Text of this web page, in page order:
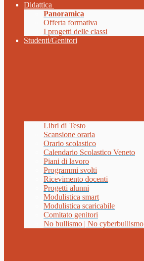
Didattica
Panoramica
Offerta formativa
I progetti delle classi
Studenti/Genitori
Libri di Testo
Scansione oraria
Orario scolastico
Calendario Scolastico Veneto
Piani di lavoro
Programmi svolti
Ricevimento docenti
Progetti alunni
Modulistica smart
Modulistica scaricabile
Comitato genitori
No bullismo | No cyberbullismo